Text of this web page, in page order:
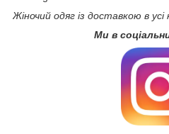
Жіночий одяг із доставкою в усі
Ми в